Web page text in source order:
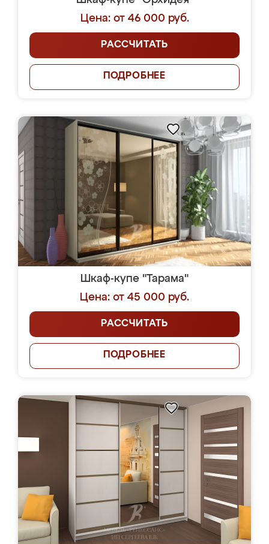
Цена: от 46 000 руб.
РАССЧИТАТЬ
ПОДРОБНЕЕ
Шкаф-купе "Тарама"
Цена: от 45 000 руб.
РАССЧИТАТЬ
ПОДРОБНЕЕ